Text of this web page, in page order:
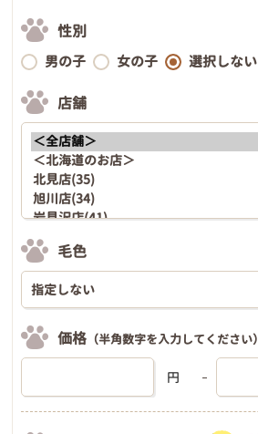
性別
男の子 女の子 選択しない
店舗
毛色
価格 （半角数字を入力してください）
円